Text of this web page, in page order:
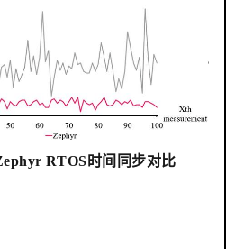
RTOS时间同步对比